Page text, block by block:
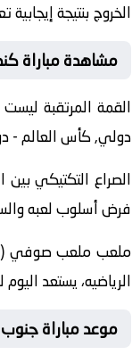
الخروج بنتيجة
مشاهدة مباراة
القمة المرتقبة
دولي, كأس العالم - دور
الصراع التكتيكي
فرض أسلوب لعبه
ملعب ملعب صوفي
الرياضيه، يستعد
موعد مباراة جنوب